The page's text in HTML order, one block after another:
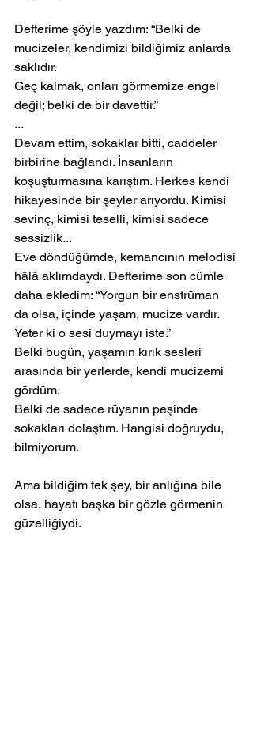
Defterime şöyle yazdım: “Belki de
mucizeler, kendimizi bildiğimiz anlarda
saklıdır.
Geç kalmak, onları görmemize engel
değil; belki de bir davettir.”
...
Devam ettim, sokaklar bitti, caddeler
birbirine bağlandı. İnsanların
koşuşturmasına karıştım. Herkes kendi
hikayesinde bir şeyler arıyordu. Kimisi
sevinç, kimisi teselli, kimisi sadece
sessizlik...
Eve döndüğümde, kemancının melodisi
hâlâ aklımdaydı. Defterime son cümle
daha ekledim: “Yorgun bir enstrüman
da olsa, içinde yaşam, mucize vardır.
Yeter ki o sesi duymayı iste.”
Belki bugün, yaşamın kırık sesleri
arasında bir yerlerde, kendi mucizemi
gördüm.
Belki de sadece rüyanın peşinde
sokakları dolaştım. Hangisi doğruydu,
bilmiyorum.
Ama bildiğim tek şey, bir anlığına bile
olsa, hayatı başka bir gözle görmenin
güzelliğiydi.